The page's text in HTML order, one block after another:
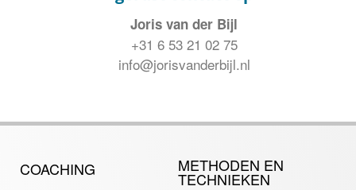
Joris van der Bijl
+31 6 53 21 02 75
info@jorisvanderbijl.nl
COACHING METHODEN EN
TECHNIEKEN